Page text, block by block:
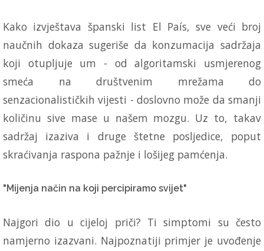
Kako izvještava španski list El País, sve veći broj
naučnih dokaza sugeriše da konzumacija sadržaja
koji otupljuje um - od algoritamski usmjerenog
smeća na društvenim mrežama do
senzacionalističkih vijesti - doslovno može da smanji
količinu sive mase u našem mozgu. Uz to, takav
sadržaj izaziva i druge štetne posljedice, poput
skraćivanja raspona pažnje i lošijeg pamćenja.
"Mijenja način na koji percipiramo svijet"
Najgori dio u cijeloj priči? Ti simptomi su često
namjerno izazvani. Najpoznatiji primjer je uvođenje